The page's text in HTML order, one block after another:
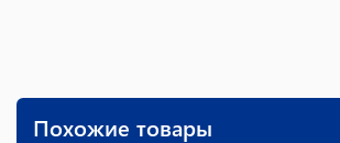
Похожие товары